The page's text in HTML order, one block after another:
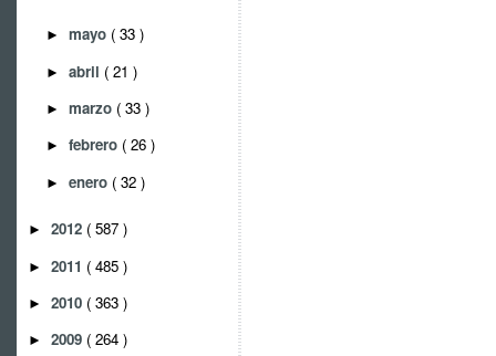
► mayo ( 33 )
► abril ( 21 )
► marzo ( 33 )
► febrero ( 26 )
► enero ( 32 )
► 2012 ( 587 )
► 2011 ( 485 )
► 2010 ( 363 )
► 2009 ( 264 )